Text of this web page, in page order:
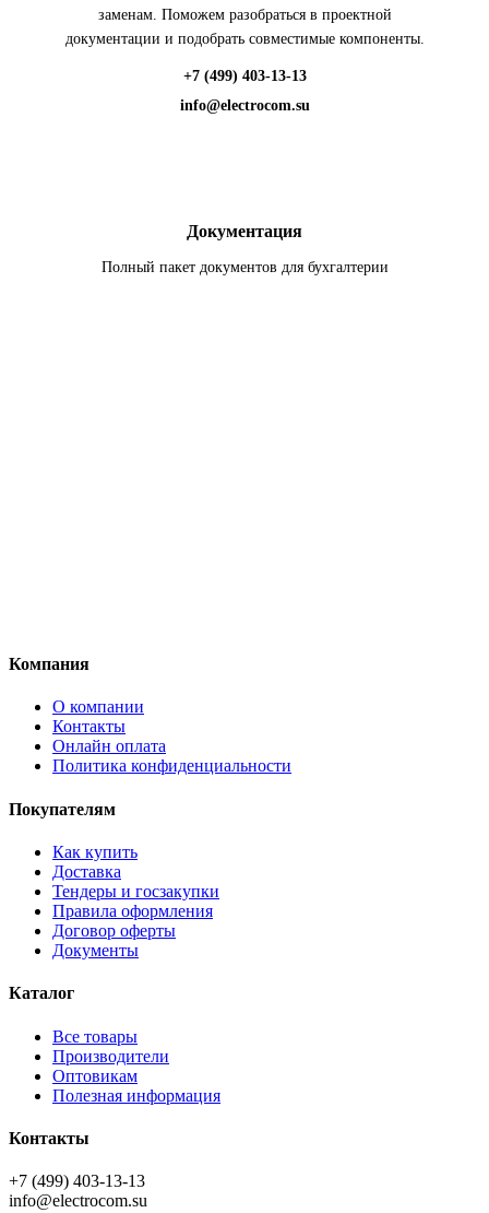
заменам. Поможем разобраться в проектной
документации и подобрать совместимые компоненты.
+7 (499) 403-13-13
info@electrocom.su
Документация
Полный пакет документов для бухгалтерии
Компания
О компании
Контакты
Онлайн оплата
Политика конфиденциальности
Покупателям
Как купить
Доставка
Тендеры и госзакупки
Правила оформления
Договор оферты
Документы
Каталог
Все товары
Производители
Оптовикам
Полезная информация
Контакты
+7 (499) 403-13-13
info@electrocom.su